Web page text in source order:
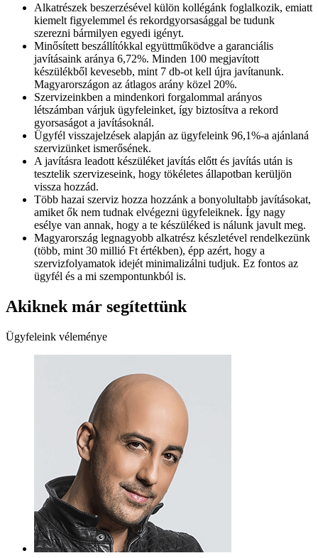
Alkatrészek beszerzésével külön kollégánk foglalkozik, emiatt
kiemelt figyelemmel és rekordgyorsasággal be tudunk
szerezni bármilyen egyedi igényt.
Minősített beszállítókkal együttműködve a garanciális
javításaink aránya 6,72%. Minden 100 megjavított
készülékből kevesebb, mint 7 db-ot kell újra javítanunk.
Magyarországon az átlagos arány közel 20%.
Szervizeinkben a mindenkori forgalommal arányos
létszámban várjuk ügyfeleinket, így biztosítva a rekord
gyorsaságot a javításoknál.
Ügyfél visszajelzések alapján az ügyfeleink 96,1%-a ajánlaná
szervizünket ismerősének.
A javításra leadott készüléket javítás előtt és javítás után is
tesztelik szervizeseink, hogy tökéletes állapotban kerüljön
vissza hozzád.
Több hazai szerviz hozza hozzánk a bonyolultabb javításokat,
amiket ők nem tudnak elvégezni ügyfeleiknek. Így nagy
esélye van annak, hogy a te készüléked is nálunk javult meg.
Magyarország legnagyobb alkatrész készletével rendelkezünk
(több, mint 30 millió Ft értékben), épp azért, hogy a
szervizfolyamatok idejét minimalizálni tudjuk. Ez fontos az
ügyfél és a mi szempontunkból is.
Akiknek már segítettünk
Ügyfeleink véleménye